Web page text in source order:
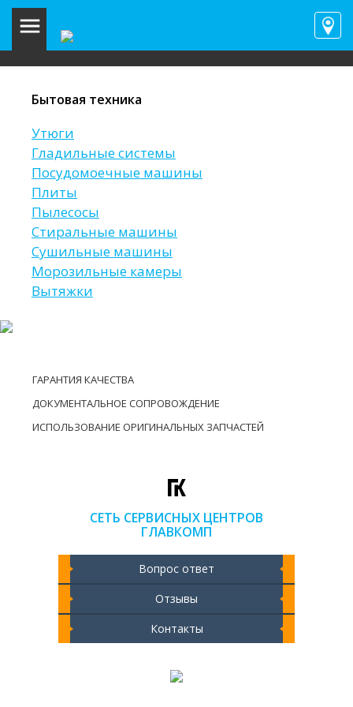
СЕТЬ СЕРВИСНЫХ ЦЕНТРОВ
ГЛАВКОМП
Вопрос ответ
Отзывы
Контакты
Бытовая техника
Утюги
Гладильные системы
Посудомоечные машины
Плиты
Пылесосы
Стиральные машины
Сушильные машины
Морозильные камеры
Вытяжки
ГАРАНТИЯ КАЧЕСТВА
ДОКУМЕНТАЛЬНОЕ СОПРОВОЖДЕНИЕ
ИСПОЛЬЗОВАНИЕ ОРИГИНАЛЬНЫХ ЗАПЧАСТЕЙ